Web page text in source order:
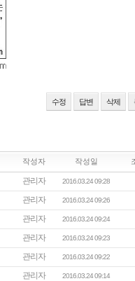
수정 답변 삭제
작성자 작성일
관리자 2016.03.24 09:28
관리자 2016.03.24 09:26
관리자 2016.03.24 09:24
관리자 2016.03.24 09:23
관리자 2016.03.24 09:22
관리자 2016.03.24 09:14